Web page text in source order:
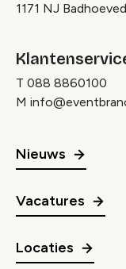
1171 NJ
T 088 8860100
M
Nieuws
Vacatures
Locaties